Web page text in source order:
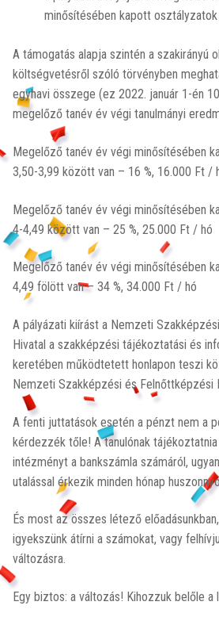
minősítésében kapott
A támogatás alapja szintén a szakirányú
költségvetésről szóló törvényben
egyhavi összege (ez 2022. január 1-én
megelőző tanév év végi tanulmányi
Megelőző tanév év végi minősítésében
3,50-3,99 között van – 16 %, 16.000 Ft /
Megelőző tanév év végi minősítésében
4-4,49 között van – 25 %, 25.000 Ft / hó
Megelőző tanév év végi minősítésében
4,49 fölött van – 34 %, 34.000 Ft / hó
A pályázati kiírást a Nemzeti
Hivatal a szakképzési tájékoztatási és
keretében működtetett honlapon teszi
Nemzeti Szakképzési és Felnőttképzési
A fenti juttatások esetén a pénzt nem a
kérdezzék tőle! A tanulónak
intézményt a bankszámla számáról,
utalással érkezik minden hónap
És most az összes létező
igyekszünk átírni a számokat, vagy
változásra.
Egy biztos: a változás! Kihozzuk belőle a